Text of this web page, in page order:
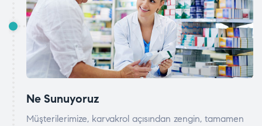
Ne Sunuyoruz
Müşterilerimize, karvakrol açısından zengin, tamamen